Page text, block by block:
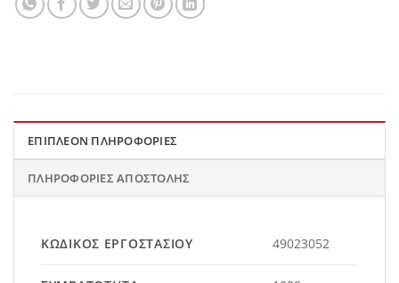
ΕΠΙΠΛΈΟΝ ΠΛΗΡΟΦΟΡΊΕΣ
ΠΛΗΡΟΦΟΡΊΕΣ ΑΠΟΣΤΟΛΉΣ
ΚΩΔΙΚΌΣ ΕΡΓΟΣΤΑΣΊΟΥ 49023052